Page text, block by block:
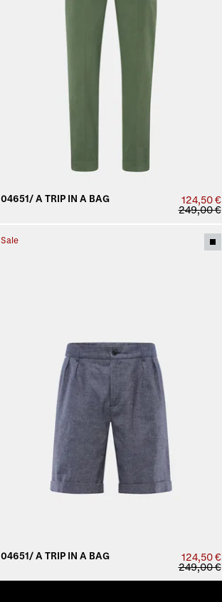
04651/ A TRIP IN A BAG
124,50 €
249,00 €
Sale
04651/ A TRIP IN A BAG
124,50 €
249,00 €